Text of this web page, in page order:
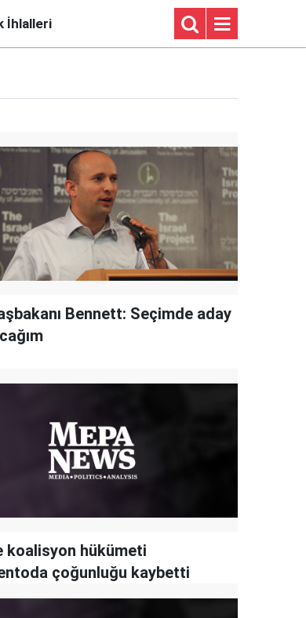
İhlalleri
Bennett: Seçimde aday
koalisyon hükümeti
çoğunluğu kaybetti